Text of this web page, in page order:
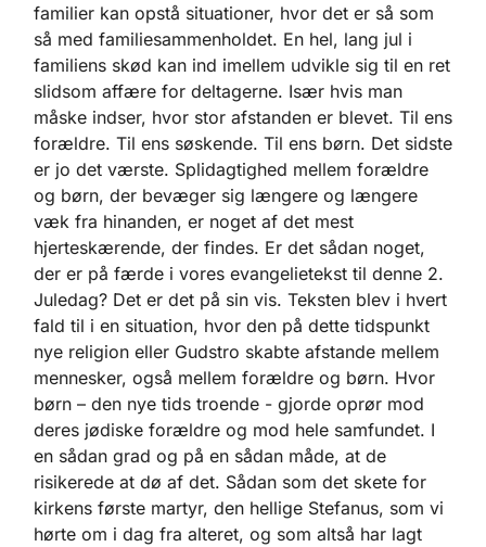
familier kan opstå situationer, hvor det er så som
så med familiesammenholdet. En hel, lang jul i
familiens skød kan ind imellem udvikle sig til en ret
slidsom affære for deltagerne. Især hvis man
måske indser, hvor stor afstanden er blevet. Til ens
forældre. Til ens søskende. Til ens børn. Det sidste
er jo det værste. Splidagtighed mellem forældre
og børn, der bevæger sig længere og længere
væk fra hinanden, er noget af det mest
hjerteskærende, der findes. Er det sådan noget,
der er på færde i vores evangelietekst til denne 2.
Juledag? Det er det på sin vis. Teksten blev i hvert
fald til i en situation, hvor den på dette tidspunkt
nye religion eller Gudstro skabte afstande mellem
mennesker, også mellem forældre og børn. Hvor
børn – den nye tids troende - gjorde oprør mod
deres jødiske forældre og mod hele samfundet. I
en sådan grad og på en sådan måde, at de
risikerede at dø af det. Sådan som det skete for
kirkens første martyr, den hellige Stefanus, som vi
hørte om i dag fra alteret, og som altså har lagt